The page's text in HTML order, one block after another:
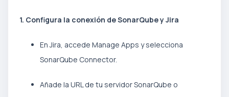
1. Configura la conexión de SonarQube y Jira
En Jira, accede Manage Apps y selecciona
SonarQube Connector.
Añade la URL de tu servidor SonarQube o